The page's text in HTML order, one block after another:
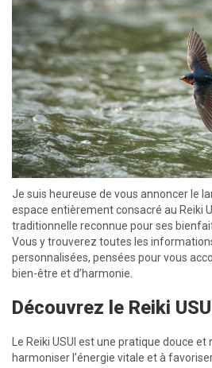
Je suis heureuse de vous annoncer le
espace entièrement consacré au Reiki
traditionnelle reconnue pour ses
Vous y trouverez toutes les
personnalisées, pensées pour vous
bien-être et d’harmonie.
Découvrez le Reiki
Le Reiki USUI est une pratique douce et
harmoniser l’énergie vitale et à